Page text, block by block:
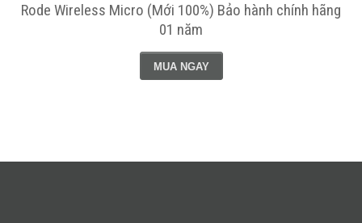
Rode Wireless Micro (Mới 100%) Bảo hành chính hãng
01 năm
MUA NGAY